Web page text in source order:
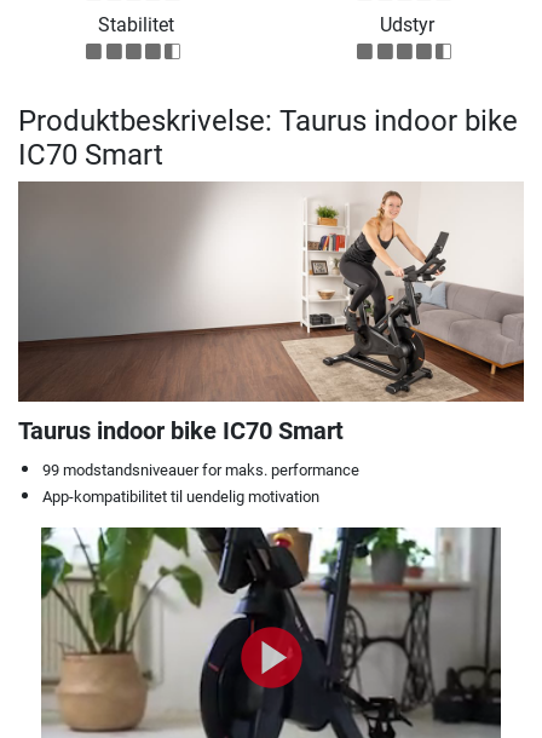
Stabilitet Udstyr
Produktbeskrivelse: Taurus indoor bike
IC70 Smart
Taurus indoor bike IC70 Smart
99 modstandsniveauer for maks. performance
App-kompatibilitet til uendelig motivation